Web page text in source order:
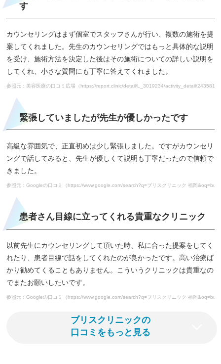
す
カウンセリングはまず個室でスタッフさんが行い、複数の施術を提
案してくれました。先生のカウンセリングではもっと具体的な説明
を受け、施術方法を決定した後はその施術についての詳しい説明を
してくれ、小さな質問にも丁寧に答えてくれました。
参照元：美容医療の口コミ広場（https://report.clinic/detail/L_3019234/activity_detail/243581）
緊張していましたが先生が優しかったです
高級な雰囲気で、正直初めは少し緊張しました。ですがカウンセリ
ングで話してみると、先生が優しくて説明も丁寧だったので信頼で
きました。
参照元：Googleの口コミ（https://www.google.com/search?q=ブリスクリニック 福岡
患者さん目線に立ってくれる貴重なクリニック
以前先生にカウンセリングして頂いた時、私に合った提案をしてく
れたり、患者目線で話をしてくれたのが良かったです。高い治療ば
かり勧めてくることもありません。こういうクリニックは貴重なの
でまたお願いしたいです。
参照元：Googleの口コミ（https://www.google.com/search?q=ブリスクリニック 福岡
ブリスクリニックの
口コミをもっと見る